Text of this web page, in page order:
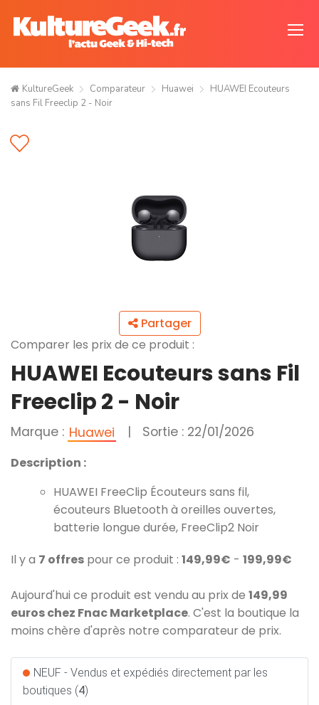
KultureGeek Comparateur Huawei
HUAWEI Ecouteurs
sans Fil Freeclip 2 - Noir
Partager
Comparer les prix de ce produit :
HUAWEI Ecouteurs sans Fil
Freeclip 2 - Noir
Marque : Huawei | Sortie : 22/01/2026
Description :
HUAWEI FreeClip Écouteurs sans fil,
écouteurs Bluetooth à oreilles ouvertes,
batterie longue durée, FreeClip2 Noir
Il y a 7 offres pour ce produit : 149,99€ - 199,99€
Aujourd'hui ce produit est vendu au prix de 149,99
euros chez Fnac Marketplace. C'est la boutique la
moins chère d'après notre comparateur de prix.
NEUF - Vendus et expédiés directement par les
boutiques (4)